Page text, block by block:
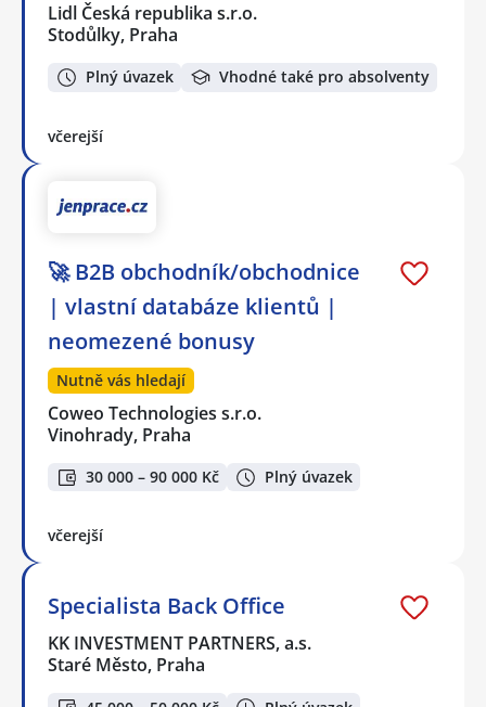
Lidl Česká republika s.r.o.
Stodůlky, Praha
Plný úvazek Vhodné také pro absolventy
včerejší
🚀 B2B obchodník/obchodnice
| vlastní databáze klientů |
neomezené bonusy
Nutně vás hledají
Coweo Technologies s.r.o.
Vinohrady, Praha
30 000 – 90 000 Kč Plný úvazek
včerejší
Specialista Back Office
KK INVESTMENT PARTNERS, a.s.
Staré Město, Praha